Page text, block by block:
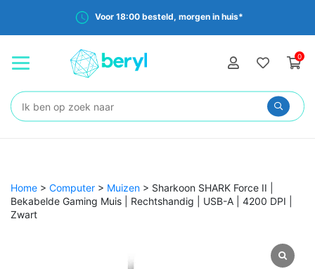
Voor 18:00 besteld, morgen in huis*
0
Zoeken:
Home > Computer > Muizen > Sharkoon SHARK Force II |
Bekabelde Gaming Muis | Rechtshandig | USB-A | 4200 DPI |
Zwart